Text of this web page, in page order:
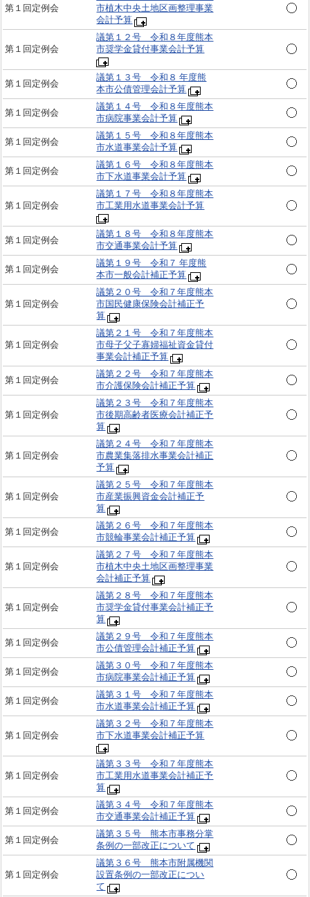
第１回定例会
市植木中央土地区画整理事業
会計予算
第１回定例会
議第１２号 令和８年度熊本
市奨学金貸付事業会計予算
第１回定例会
議第１３号 令和８ 年度熊
本市公債管理会計予算
第１回定例会
議第１４号 令和８年度熊本
市病院事業会計予算
第１回定例会
議第１５号 令和８年度熊本
市水道事業会計予算
第１回定例会
議第１６号 令和８年度熊本
市下水道事業会計予算
第１回定例会
議第１７号 令和８年度熊本
市工業用水道事業会計予算
第１回定例会
議第１８号 令和８年度熊本
市交通事業会計予算
第１回定例会
議第１９号 令和７ 年度熊
本市一般会計補正予算
第１回定例会
議第２０号 令和７年度熊本
市国民健康保険会計補正予
算
第１回定例会
議第２１号 令和７年度熊本
市母子父子寡婦福祉資金貸付
事業会計補正予算
第１回定例会
議第２２号 令和７年度熊本
市介護保険会計補正予算
第１回定例会
議第２３号 令和７年度熊本
市後期高齢者医療会計補正予
算
第１回定例会
議第２４号 令和７年度熊本
市農業集落排水事業会計補正
予算
第１回定例会
議第２５号 令和７年度熊本
市産業振興資金会計補正予
算
第１回定例会
議第２６号 令和７年度熊本
市競輪事業会計補正予算
第１回定例会
議第２７号 令和７年度熊本
市植木中央土地区画整理事業
会計補正予算
第１回定例会
議第２８号 令和７年度熊本
市奨学金貸付事業会計補正予
算
第１回定例会
議第２９号 令和７年度熊本
市公債管理会計補正予算
第１回定例会
議第３０号 令和７年度熊本
市病院事業会計補正予算
第１回定例会
議第３１号 令和７年度熊本
市水道事業会計補正予算
第１回定例会
議第３２号 令和７年度熊本
市下水道事業会計補正予算
第１回定例会
議第３３号 令和７年度熊本
市工業用水道事業会計補正予
算
第１回定例会
議第３４号 令和７年度熊本
市交通事業会計補正予算
第１回定例会
議第３５号 熊本市事務分掌
条例の一部改正について
第１回定例会
議第３６号 熊本市附属機関
設置条例の一部改正につい
て